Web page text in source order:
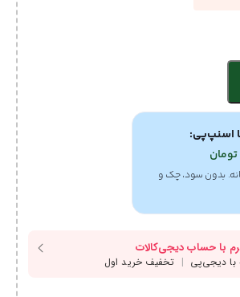
اسنپ‌پی:
تومان
بدون سود، چک و